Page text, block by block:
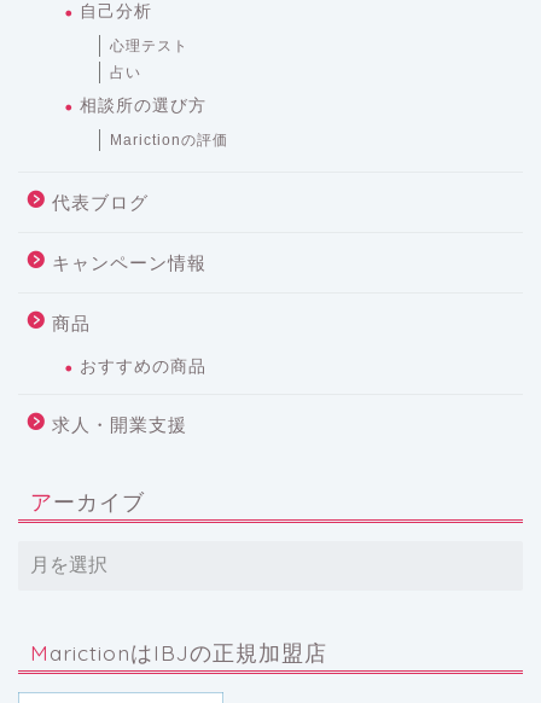
自己分析
心理テスト
占い
相談所の選び方
Marictionの評価
代表ブログ
キャンペーン情報
商品
おすすめの商品
求人・開業支援
アーカイブ
MarictionはIBJの正規加盟店